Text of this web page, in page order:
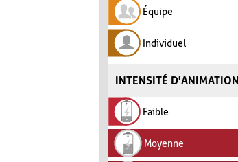
Équipe
Individuel
INTENSITÉ D'ANIMATION
Faible
Moyenne